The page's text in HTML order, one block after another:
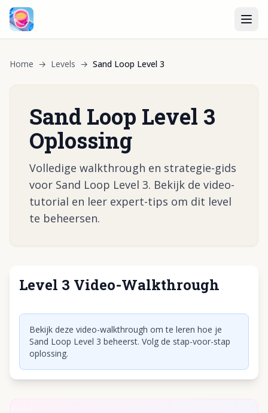
Home → Levels → Sand Loop Level 3
Sand Loop Level 3
Oplossing
Volledige walkthrough en strategie-gids
voor Sand Loop Level 3. Bekijk de video-
tutorial en leer expert-tips om dit level
te beheersen.
Level 3 Video-Walkthrough
Klik om video af te spelen
Bekijk deze video-walkthrough om te leren hoe je
Sand Loop Level 3 beheerst. Volg de stap-voor-stap
oplossing.